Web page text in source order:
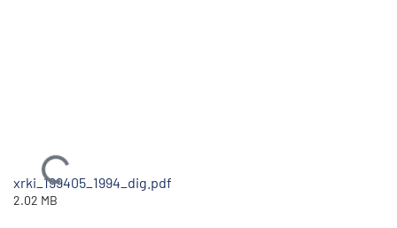
Ladataan...
xrki_199405_1994_dig.pdf
2.02 MB